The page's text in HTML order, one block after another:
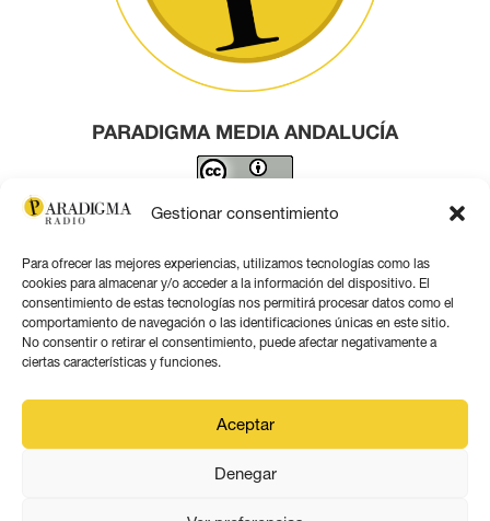
Gestionar consentimiento
Para ofrecer las mejores experiencias, utilizamos tecnologías como las
cookies para almacenar y/o acceder a la información del dispositivo. El
consentimiento de estas tecnologías nos permitirá procesar datos como el
comportamiento de navegación o las identificaciones únicas en este sitio.
No consentir o retirar el consentimiento, puede afectar negativamente a
ciertas características y funciones.
Aceptar
Denegar
PARADIGMA MEDIA ANDALUCÍA
Este obra está bajo una licencia de Creative Commons
Contacto por correo
Aviso legal